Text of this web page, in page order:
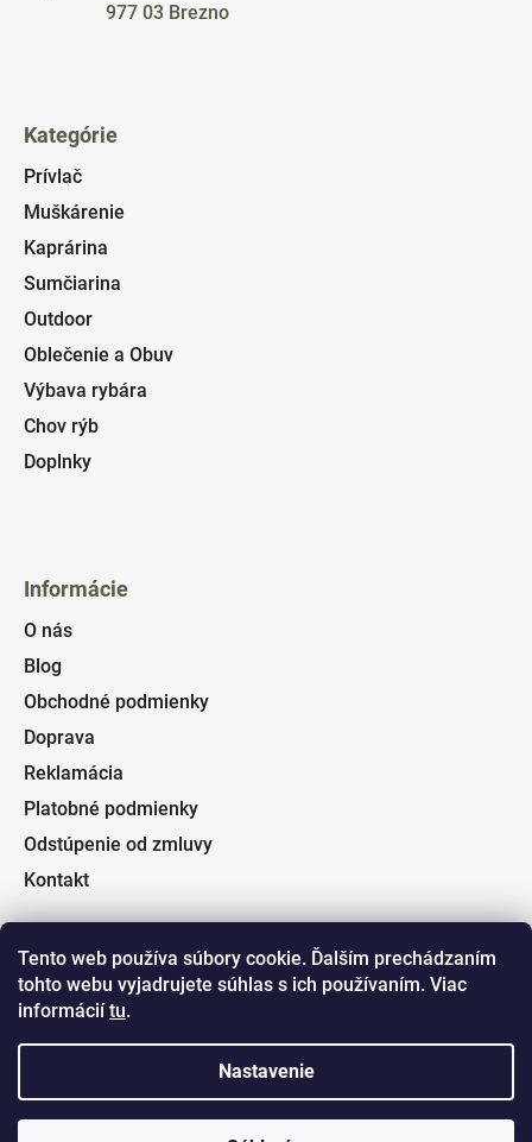
Tento web používa súbory cookie. Ďalším prechádzaním
tohto webu vyjadrujete súhlas s ich používaním. Viac
informáciítu.
Nastavenie
977 03 Brezno
Kategórie
Prívlač
Muškárenie
Kaprárina
Sumčiarina
Outdoor
Oblečenie a Obuv
Výbava rybára
Chov rýb
Doplnky
Informácie
O nás
Blog
Obchodné podmienky
Doprava
Reklamácia
Platobné podmienky
Odstúpenie od zmluvy
Kontakt
Facebook